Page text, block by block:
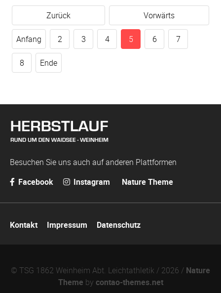
Zurück Vorwärts
Anfang 2 3 4 5 6 7
8 Ende
Besuchen Sie uns auch auf anderen Plattformen
Facebook
Instagram Nature Theme
überspringen
Kontakt Impressum Datenschutz
© TSG 1862 Weinheim Abt. Leichtathletik / 2026 / Nature
Theme by contao-themes.net